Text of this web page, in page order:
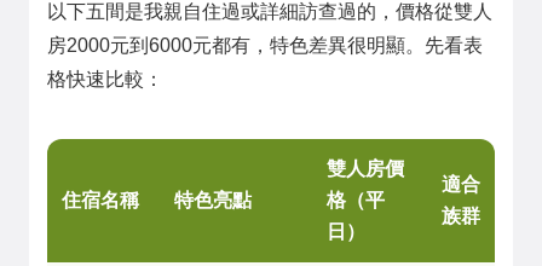
以下五間是我親自住過或詳細訪查過的，價格從雙人
房2000元到6000元都有，特色差異很明顯。先看表
格快速比較：
住宿名稱 特色亮點
雙人房價
格（平
日）
適合
族群